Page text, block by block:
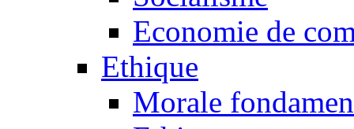
Economie de
Ethique
Morale